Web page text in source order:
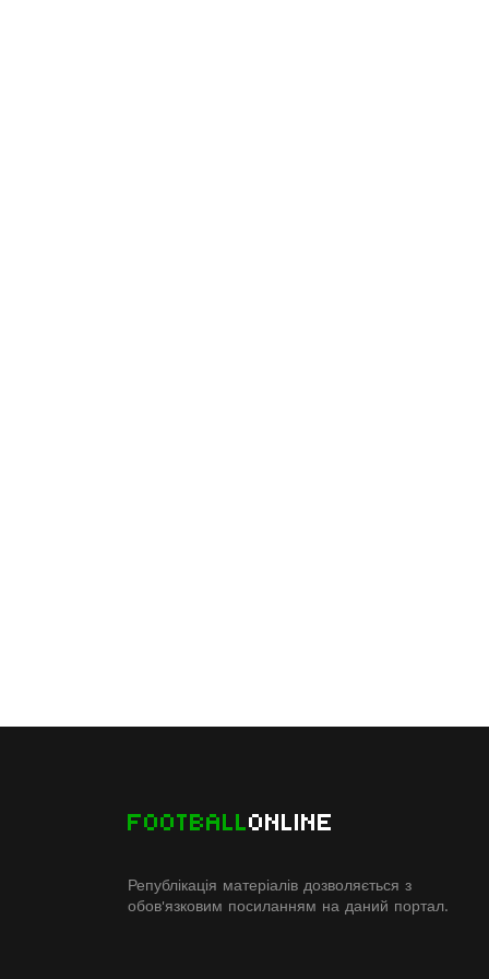
FOOTBALLONLINE
Републікація матеріалів дозволяється з
обов'язковим посиланням на даний портал.